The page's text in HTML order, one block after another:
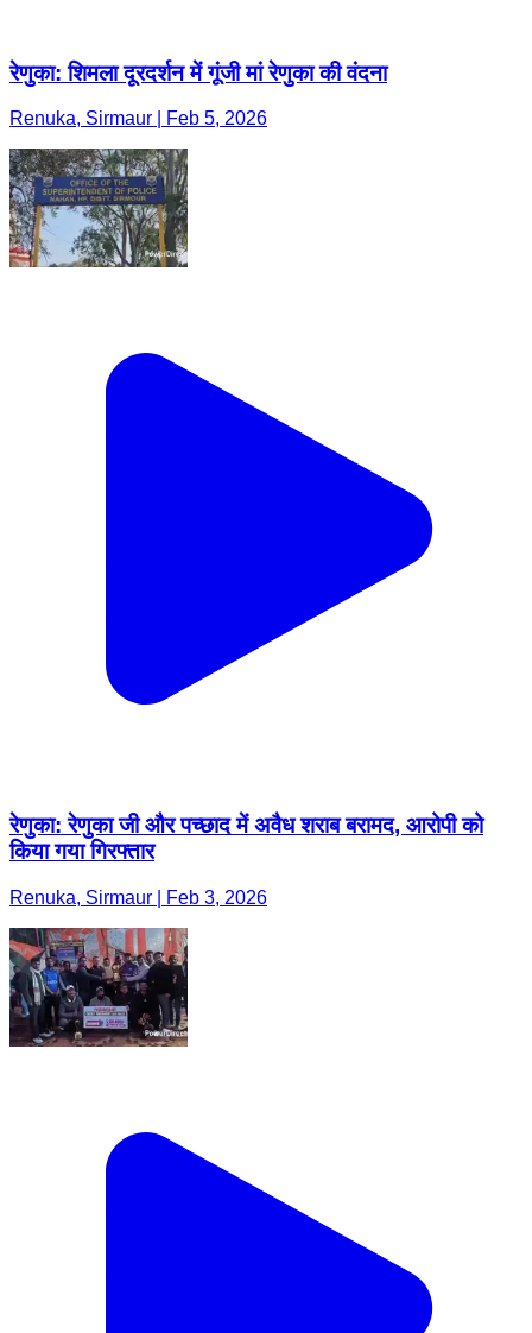
रेणुका: शिमला दूरदर्शन में गूंजी मां रेणुका की वंदना
Renuka, Sirmaur | Feb 5, 2026
रेणुका: रेणुका जी और पच्छाद में अवैध शराब बरामद, आरोपी को
किया गया गिरफ्तार
Renuka, Sirmaur | Feb 3, 2026